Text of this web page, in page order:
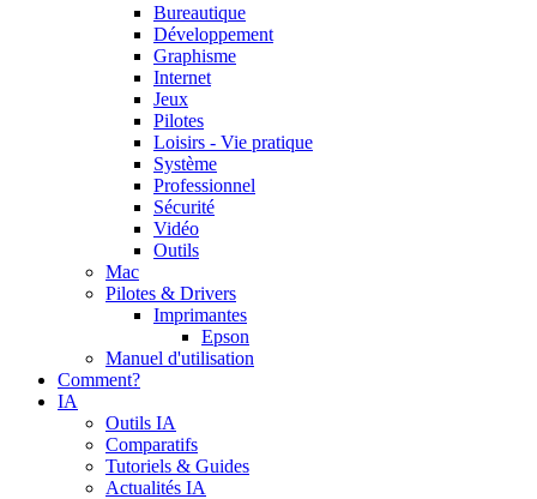
Bureautique
Développement
Graphisme
Internet
Jeux
Pilotes
Loisirs - Vie pratique
Système
Professionnel
Sécurité
Vidéo
Outils
Mac
Pilotes & Drivers
Imprimantes
Epson
Manuel d'utilisation
Comment?
IA
Outils IA
Comparatifs
Tutoriels & Guides
Actualités IA